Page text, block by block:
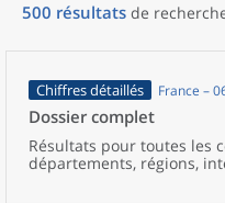
500 résultats de
Chiffres détaillés France –
Dossier complet
Résultats pour toutes les
départements, régions,